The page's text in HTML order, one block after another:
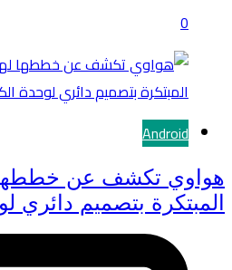
0
Android
المبتكرة بتصميم دائري